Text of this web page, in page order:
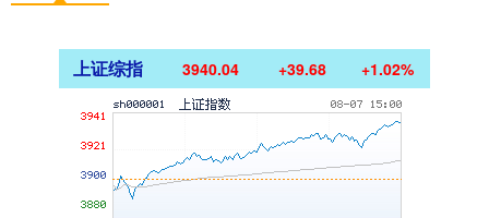
上证综指 3940.04 +39.68 +1.02%